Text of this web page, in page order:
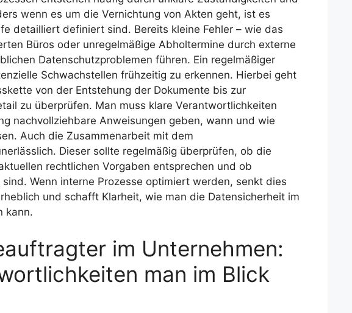
wenn es um die Vernichtung von Akten geht, ist es
detailliert definiert sind. Bereits kleine Fehler – wie das
Büros oder unregelmäßige Abholtermine durch externe
Datenschutzproblemen führen. Ein regelmäßiger
Schwachstellen frühzeitig zu erkennen. Hierbei geht
von der Entstehung der Dokumente bis zur
zu überprüfen. Man muss klare Verantwortlichkeiten
nachvollziehbare Anweisungen geben, wann und wie
Auch die Zusammenarbeit mit dem
Dieser sollte regelmäßig überprüfen, ob die
rechtlichen Vorgaben entsprechen und ob
Wenn interne Prozesse optimiert werden, senkt dies
und schafft Klarheit, wie man die Datensicherheit im
kann.
im Unternehmen:
man im Blick